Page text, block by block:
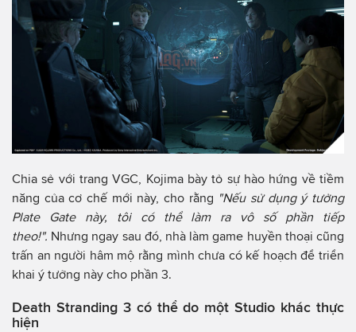
Chia sẻ với trang VGC, Kojima bày tỏ sự hào hứng về tiềm
năng của cơ chế mới này, cho rằng "Nếu sử dụng ý tưởng
Plate Gate này, tôi có thể làm ra vô số phần tiếp
theo!". Nhưng ngay sau đó, nhà làm game huyền thoại cũng
trấn an người hâm mộ rằng mình chưa có kế hoạch để triển
khai ý tưởng này cho phần 3.
Death Stranding 3 có thể do một Studio khác thực
hiện